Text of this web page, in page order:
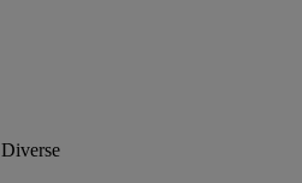
Diverse